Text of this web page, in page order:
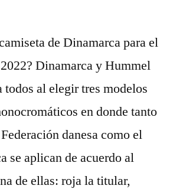
de Dinamarca para el
Dinamarca y Hummel
todos al elegir tres modelos
en donde tanto
danesa como el
se aplican de acuerdo al
de ellas: roja la titular,